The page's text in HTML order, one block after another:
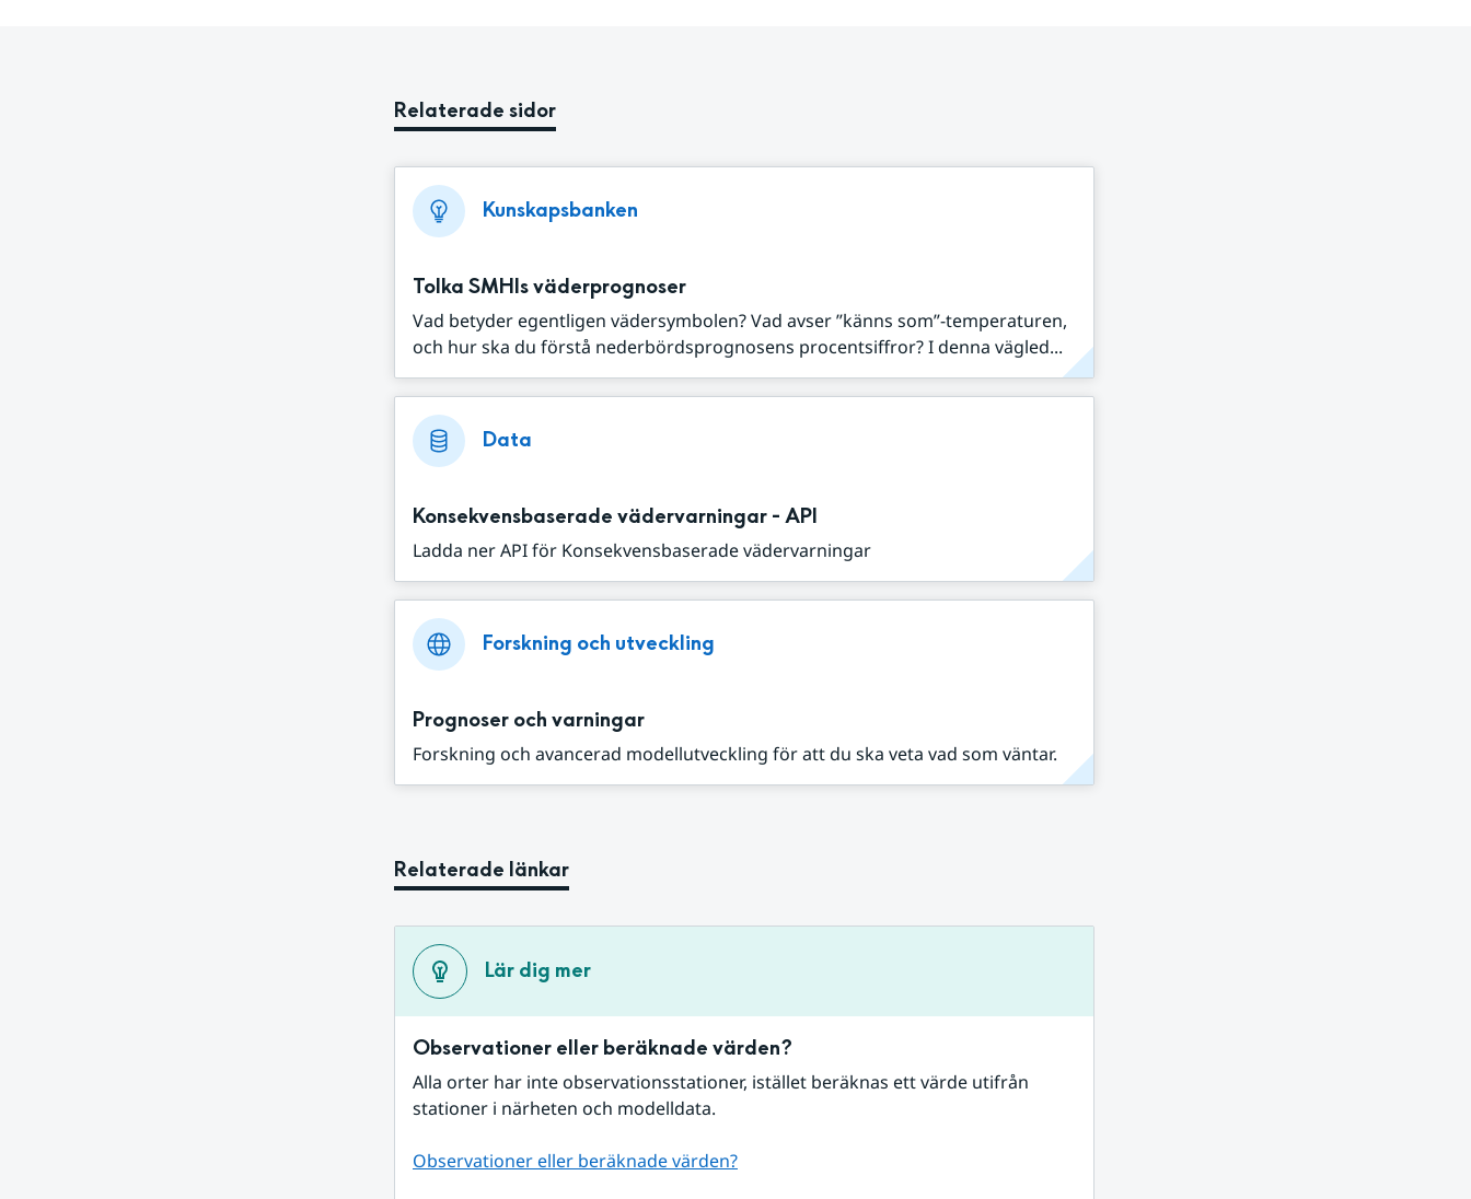
Relaterade sidor
Kunskapsbanken
Tolka SMHIs väderprognoser
Vad betyder egentligen vädersymbolen? Vad avser ”känns som”-temperaturen,
och hur ska du förstå nederbördsprognosens procentsiffror? I denna vägled...
Data
Konsekvensbaserade vädervarningar - API
Ladda ner API för Konsekvensbaserade vädervarningar
Forskning och utveckling
Prognoser och varningar
Forskning och avancerad modellutveckling för att du ska veta vad som väntar.
Relaterade länkar
Lär dig mer
Observationer eller beräknade värden?
Alla orter har inte observationsstationer, istället beräknas ett värde utifrån
stationer i närheten och modelldata.
Observationer eller beräknade värden?